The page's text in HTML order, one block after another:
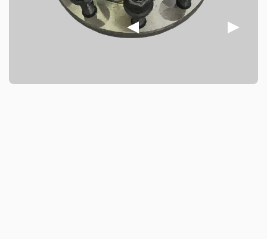
disipación del calor, lo que mejora significativamente la
estabilidad de frenado y la seguridad en la conducción.
Los productos se someten a múltiples tratamientos
entornos hostiles, como la humedad y la niebla salina,